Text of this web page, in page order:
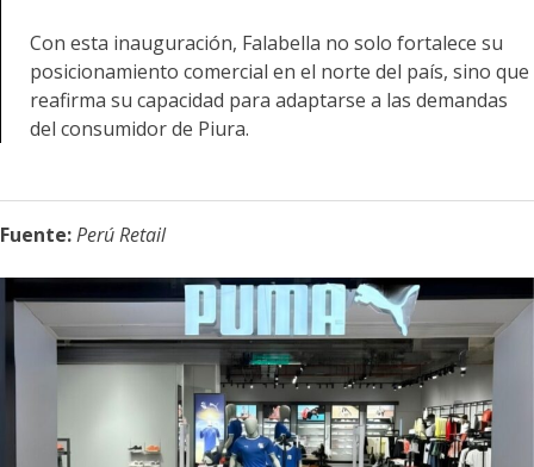
Con esta inauguración, Falabella no solo fortalece su
posicionamiento comercial en el norte del país, sino que
reafirma su capacidad para adaptarse a las demandas
del consumidor de Piura.
Fuente:Perú Retail